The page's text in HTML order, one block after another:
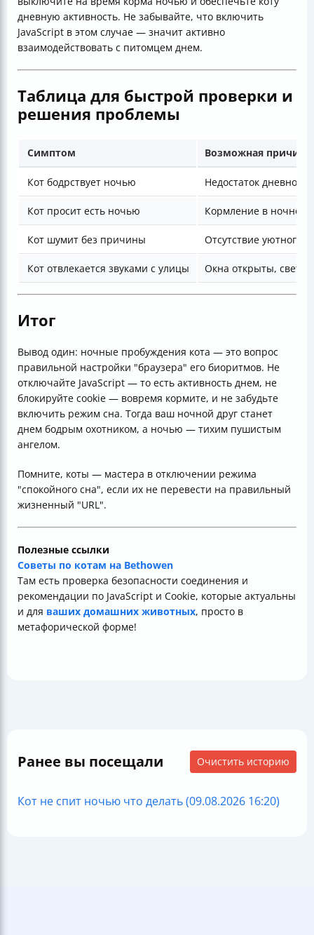
дневную активность. Не забывайте, что включить
JavaScript в этом случае — значит активно
взаимодействовать с питомцем днем.
Таблица для быстрой проверки и
решения проблемы
Симптом Возможная причина
Кот бодрствует ночью Недостаток дневной
Кот просит есть ночью Кормление в ночное
Кот шумит без причины Отсутствие уютного
Кот отвлекается звуками с улицы Окна открыты, свет,
Итог
Вывод один: ночные пробуждения кота — это вопрос
правильной настройки "браузера" его биоритмов. Не
отключайте JavaScript — то есть активность днем, не
блокируйте cookie — вовремя кормите, и не забудьте
включить режим сна. Тогда ваш ночной друг станет
днем бодрым охотником, а ночью — тихим пушистым
ангелом.
Помните, коты — мастера в отключении режима
"спокойного сна", если их не перевести на правильный
жизненный "URL".
Полезные ссылки
Советы по котам на Bethowen
Там есть проверка безопасности соединения и
рекомендации по JavaScript и Cookie, которые актуальны
и для ваших домашних животных, просто в
метафорической форме!
Ранее вы посещали Очистить историю
Кот не спит ночью что делать (09.08.2026 16:20)